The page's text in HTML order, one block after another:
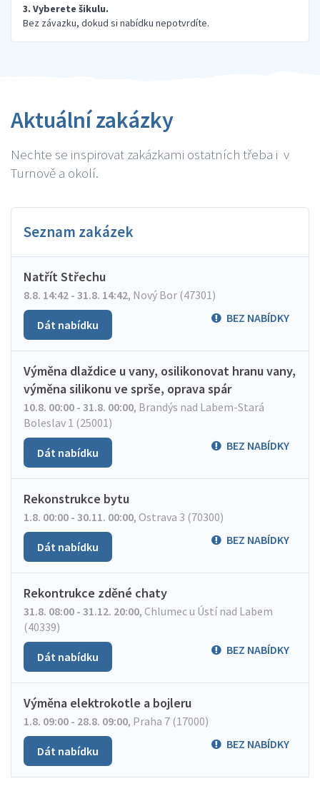
3. Vyberete šikulu.
Bez závazku, dokud si nabídku nepotvrdíte.
Aktuální zakázky
Nechte se inspirovat zakázkami ostatních třeba i v
Turnově a okolí.
Seznam zakázek
Natřít Střechu
8.8. 14:42 - 31.8. 14:42, Nový Bor (47301)
BEZ NABÍDKY
Dát nabídku
Výměna dlaždice u vany, osilikonovat hranu vany,
výměna silikonu ve sprše, oprava spár
10.8. 00:00 - 31.8. 00:00, Brandýs nad Labem-Stará
Boleslav 1 (25001)
BEZ NABÍDKY
Dát nabídku
Rekonstrukce bytu
1.8. 00:00 - 30.11. 00:00, Ostrava 3 (70300)
BEZ NABÍDKY
Dát nabídku
Rekontrukce zděné chaty
31.8. 08:00 - 31.12. 20:00, Chlumec u Ústí nad Labem
(40339)
BEZ NABÍDKY
Dát nabídku
Výměna elektrokotle a bojleru
1.8. 09:00 - 28.8. 09:00, Praha 7 (17000)
BEZ NABÍDKY
Dát nabídku